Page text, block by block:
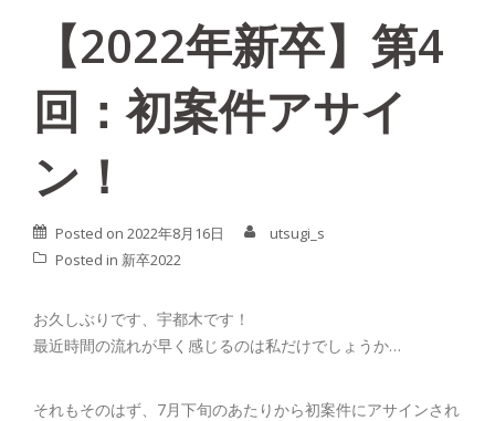
【2022年新卒】第4
回：初案件アサイ
ン！
Posted on 2022年8月16日
utsugi_s
Posted in 新卒2022
お久しぶりです、宇都木です！
最近時間の流れが早く感じるのは私だけでしょうか…
それもそのはず、7月下旬のあたりから初案件にアサインされ